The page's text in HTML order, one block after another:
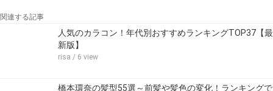
関連する記事
人気のカラコン！年代別おすすめランキングTOP37【最
新版】
risa / 6 view
橋本環奈の髪型55選～前髪や髪色の変化！ランキングで